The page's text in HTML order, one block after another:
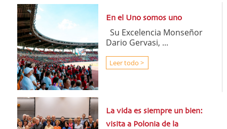
En el Uno somos uno
Su Excelencia Monseñor
Dario Gervasi, ...
Leer todo >
La vida es siempre un bien:
visita a Polonia de la